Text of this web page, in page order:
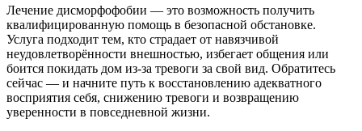
Лечение дисморфофобии — это возможность получить
квалифицированную помощь в безопасной обстановке.
Услуга подходит тем, кто страдает от навязчивой
неудовлетворённости внешностью, избегает общения или
боится покидать дом из-за тревоги за свой вид. Обратитесь
сейчас — и начните путь к восстановлению адекватного
восприятия себя, снижению тревоги и возвращению
уверенности в повседневной жизни.